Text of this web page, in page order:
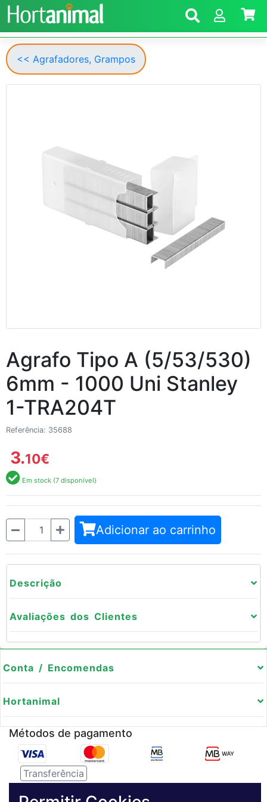
<< Agrafadores, Grampos
Agrafo Tipo A (5/53/530)
6mm - 1000 Uni Stanley
1-TRA204T
Referência: 35688
3.10€
Em stock (7 disponível)
Quantidade Adicionar ao carrinho
Descrição
Avaliações dos Clientes
Conta / Encomendas
Hortanimal
Métodos de pagamento
Transferência